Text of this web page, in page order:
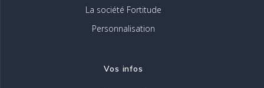
La société Fortitude
Personnalisation
Vos infos